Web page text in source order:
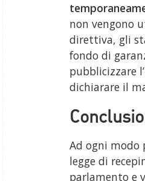
non vengono
direttiva, gli
fondo di
pubblicizzare
dichiarare il
Ad ogni modo
legge di
parlamento e